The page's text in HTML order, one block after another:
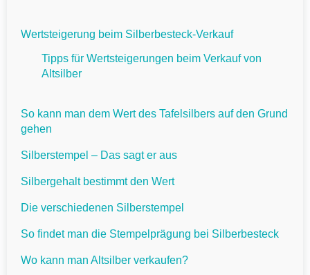
Wertsteigerung beim Silberbesteck-Verkauf
Tipps für Wertsteigerungen beim Verkauf von
Altsilber
So kann man dem Wert des Tafelsilbers auf den Grund
gehen
Silberstempel – Das sagt er aus
Silbergehalt bestimmt den Wert
Die verschiedenen Silberstempel
So findet man die Stempelprägung bei Silberbesteck
Wo kann man Altsilber verkaufen?